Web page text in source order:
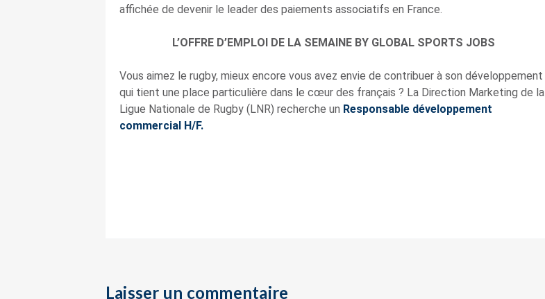
affichée de devenir le leader des paiements associatifs en France.
L’OFFRE D’EMPLOI DE LA SEMAINE BY GLOBAL SPORTS JOBS
Vous aimez le rugby, mieux encore vous avez envie de contribuer à son développement
qui tient une place particulière dans le cœur des français ? La Direction Marketing de la
Ligue Nationale de Rugby (LNR) recherche un Responsable développement
commercial H/F.
Laisser un commentaire